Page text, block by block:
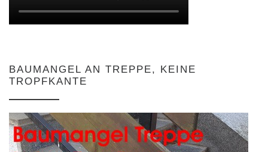
BAUMANGEL AN TREPPE, KEINE
TROPFKANTE